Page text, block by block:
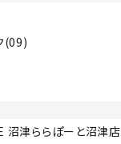
(09)
津ららぽーと沼津店